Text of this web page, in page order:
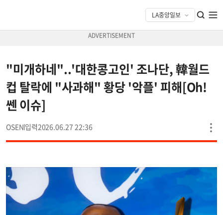
"미개하네"..'대한콩고인' 조나단, 韓월드
컵 탈락에 "사과해" 황당 '악플' 피해[Oh!
쎈 이슈]
OSEN 2026.06.27 22:36